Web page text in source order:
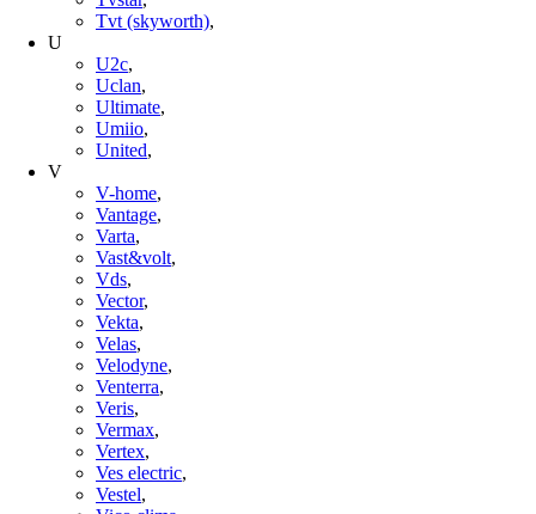
Tvt (skyworth),
U
U2c,
Uclan,
Ultimate,
Umiio,
United,
V
V-home,
Vantage,
Varta,
Vast&volt,
Vds,
Vector,
Vekta,
Velas,
Velodyne,
Venterra,
Veris,
Vermax,
Vertex,
Ves electric,
Vestel,